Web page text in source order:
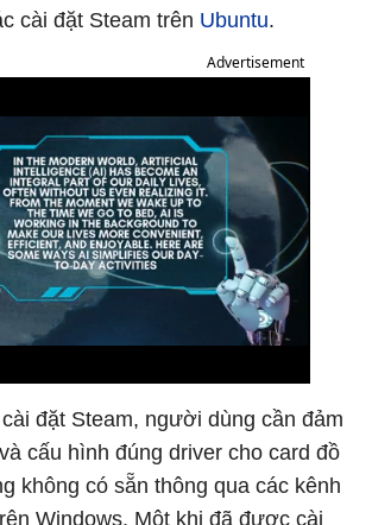
cài đặt Steam trên Ubuntu.
Advertisement
đặt Steam, người dùng cần đảm
cấu hình đúng driver cho card đồ
không có sẵn thông qua các kênh
Windows. Một khi đã được cài